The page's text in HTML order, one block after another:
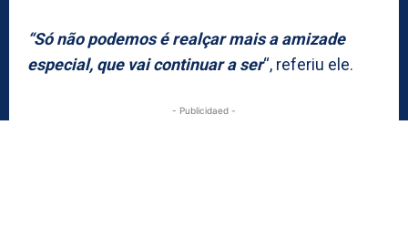
“Só não podemos é realçar mais a amizade
especial, que vai continuar a ser“, referiu ele.
- Publicidaed -